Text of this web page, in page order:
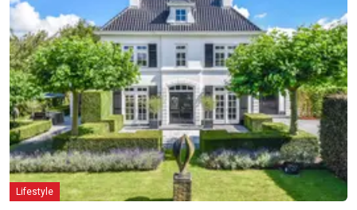
Lifestyle